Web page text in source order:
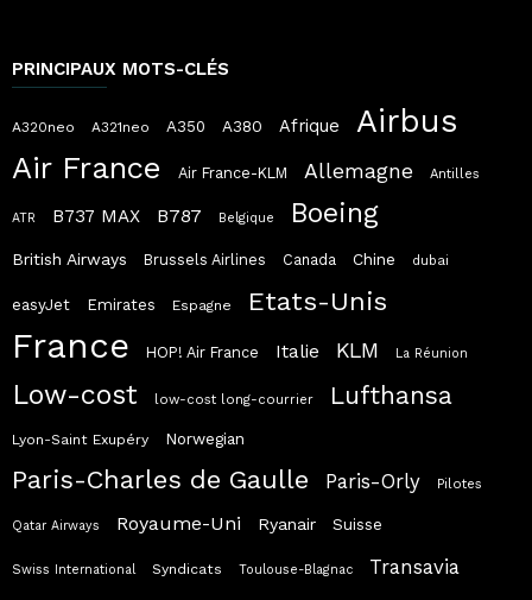
PRINCIPAUX MOTS-CLÉS
A320neo A321neo A350 A380 Afrique Airbus
Air France Air France-KLM Allemagne Antilles
ATR B737 MAX B787 Belgique Boeing
British Airways Brussels Airlines Canada Chine dubai
easyJet Emirates Espagne Etats-Unis
France HOP! Air France Italie KLM La Réunion
Low-cost low-cost long-courrier Lufthansa
Lyon-Saint Exupéry Norwegian
Paris-Charles de Gaulle Paris-Orly Pilotes
Qatar Airways Royaume-Uni Ryanair Suisse
Swiss International Syndicats Toulouse-Blagnac Transavia